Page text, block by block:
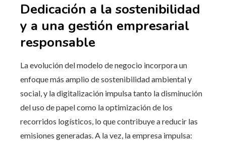
Dedicación a la sostenibilidad
y a una gestión empresarial
responsable
La evolución del modelo de negocio incorpora un
enfoque más amplio de sostenibilidad ambiental y
social, y la digitalización impulsa tanto la disminución
del uso de papel como la optimización de los
recorridos logísticos, lo que contribuye a reducir las
emisiones generadas. A la vez, la empresa impulsa: